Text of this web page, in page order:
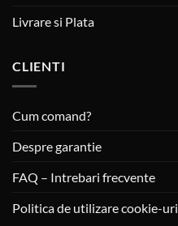
Livrare si Plata
CLIENTI
Cum comand?
Despre garantie
FAQ – Intrebari frecvente
Politica de utilizare cookie-uri